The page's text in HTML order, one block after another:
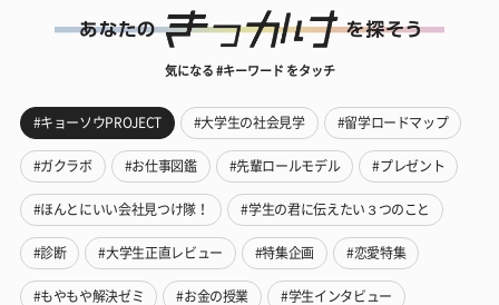
気になる #キーワード をタッチ
#キョーソウPROJECT #大学生の社会見学 #留学ロードマップ
#ガクラボ #お仕事図鑑 #先輩ロールモデル #プレゼント
#ほんとにいい会社見つけ隊！ #学生の君に伝えたい３つのこと
#診断 #大学生正直レビュー #特集企画 #恋愛特集
#もやもや解決ゼミ #お金の授業 #学生インタビュー